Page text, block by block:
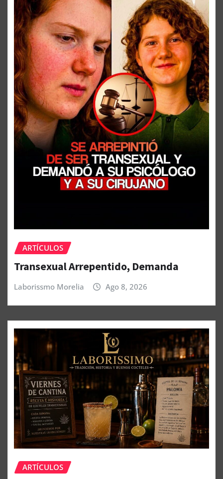
ARTÍCULOS
Transexual Arrepentido, Demanda
Laborissmo Morelia Ago 8, 2026
ARTÍCULOS